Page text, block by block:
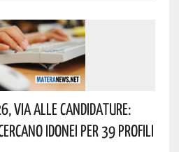
Via Alle Candidature:
Idonei Per 39 Profili